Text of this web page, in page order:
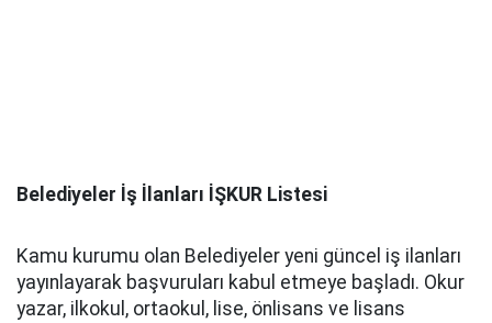
Belediyeler İş İlanları İŞKUR Listesi
Kamu kurumu olan Belediyeler yeni güncel iş ilanları
yayınlayarak başvuruları kabul etmeye başladı. Okur
yazar, ilkokul, ortaokul, lise, önlisans ve lisans